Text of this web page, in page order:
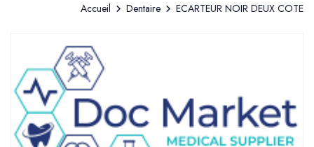
Accueil Dentaire ECARTEUR NOIR DEUX COTE